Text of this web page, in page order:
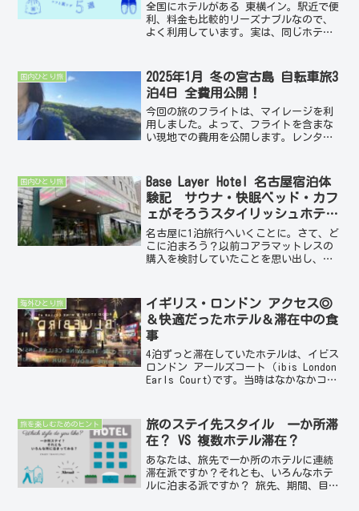
全国にホテルがある 東横イン。駅近で便
利、料金も比較的リーズナブルなので、
よく利用しています。実は、同じホテル
回は、私が実際にやっている東横インに
少しでも安く泊まるコツ...
国内ひとり旅
2025年1月 冬の宮古島 自転車旅3
泊4日 全費用公開！
今回の旅のフライトは、マイレージを利
用しました。よって、フライトを含まな
い現地での費用を公開します。レンタカ
最寄りまでバス代 ― 300ジェラートミ
ニパフェ ― 70...
国内ひとり旅
Base Layer Hotel 名古屋宿泊体
験記 サウナ・快眠ベッド・カフ
ェがそろうスタイリッシュホテル
で快適ステイ！
名古屋に1泊旅行へいくことに。さて、ど
こに泊まろう？以前コアラマットレスの
購入を検討していたことを思い出し、そ
ってみることにしました。比較的新しい
ビジネ...
海外ひとり旅
イギリス・ロンドン アクセス◎
＆快適だったホテル＆滞在中の食
事
4泊ずっと滞在していたホテルは、イビス
ロンドン アールズコート（ibis London
Earls Court)です。当時はなかなかコス
分、滞在費はお高くなった模様💦 ...
旅を楽しむためのヒント
旅のステイ先スタイル 一か所滞
在？ VS 複数ホテル滞在？
あなたは、旅先で一か所のホテルに連続
滞在派ですか？それとも、いろんなホテ
ルに泊まる派ですか？ 旅先、期間、目